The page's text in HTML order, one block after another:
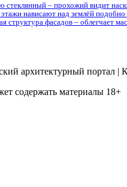
– прохожий видит
нависают над землёй
структура фасадов – облегчает
архитектурный портал |
содержать материалы 18+